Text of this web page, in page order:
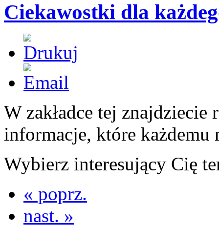
Ciekawostki dla
W zakładce tej
informacje, które każdemu
Wybierz interesujący Cię
« poprz.
nast. »